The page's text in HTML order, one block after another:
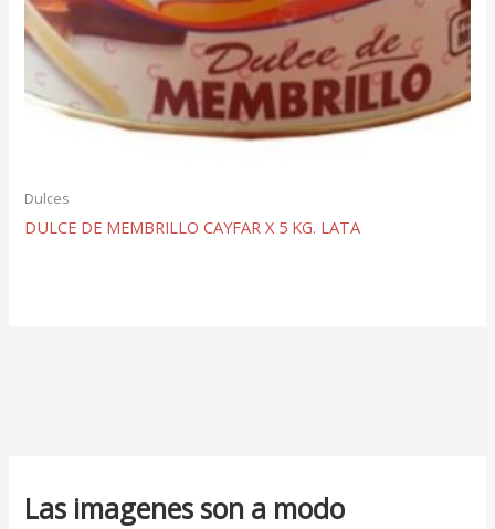
Las imagenes son a modo
Dulces
DULCE DE MEMBRILLO CAYFAR X 5 KG. LATA